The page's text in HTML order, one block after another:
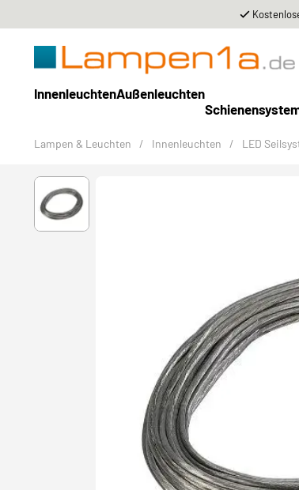
InnenleuchtenAußenleuchten
Lampen & Leuchten / Innenleuchten / LED